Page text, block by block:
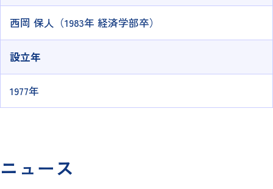
西岡 保人（1983年 経済学部卒）
設立年
1977年
ニュース